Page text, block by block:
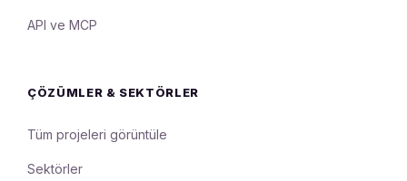
API ve MCP
ÇÖZÜMLER & SEKTÖRLER
Tüm projeleri görüntüle
Sektörler